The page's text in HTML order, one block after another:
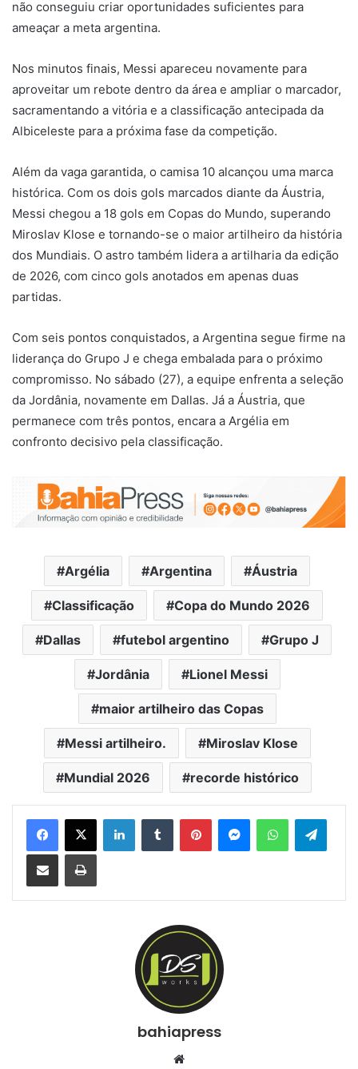
não conseguiu criar oportunidades suficientes para
ameaçar a meta argentina.
Nos minutos finais, Messi apareceu novamente para
aproveitar um rebote dentro da área e ampliar o marcador,
sacramentando a vitória e a classificação antecipada da
Albiceleste para a próxima fase da competição.
Além da vaga garantida, o camisa 10 alcançou uma marca
histórica. Com os dois gols marcados diante da Áustria,
Messi chegou a 18 gols em Copas do Mundo, superando
Miroslav Klose e tornando-se o maior artilheiro da história
dos Mundiais. O astro também lidera a artilharia da edição
de 2026, com cinco gols anotados em apenas duas
partidas.
Com seis pontos conquistados, a Argentina segue firme na
liderança do Grupo J e chega embalada para o próximo
compromisso. No sábado (27), a equipe enfrenta a seleção
da Jordânia, novamente em Dallas. Já a Áustria, que
permanece com três pontos, encara a Argélia em
confronto decisivo pela classificação.
Argélia Argentina Áustria
Classificação Copa do Mundo 2026
Dallas futebol argentino Grupo J
Jordânia Lionel Messi
maior artilheiro das Copas
Messi artilheiro. Miroslav Klose
Mundial 2026 recorde histórico
bahiapress